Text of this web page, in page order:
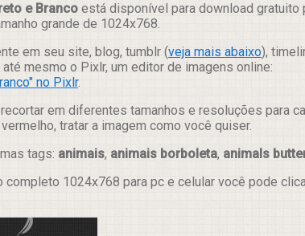
e Branco está disponível para download gratuito
grande de 1024x768.
em seu site, blog, tumblr (veja mais abaixo),
mesmo o Pixlr, um editor de imagens online:
no Pixlr.
em diferentes tamanhos e resoluções para
tratar a imagem como você quiser.
tags: animais, animais borboleta, animals
1024x768 para pc e celular você pode